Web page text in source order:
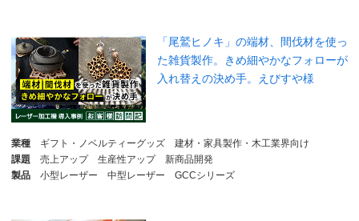
「尾鷲ヒノキ」の端材、間伐材を使っ
た雑貨製作。きめ細やかなフォローが
入れ替えの決め手。えびすや様
業種 ギフト・ノベルティーグッズ
建材・家具製作・木工業界向け
課題
売上アップ 生産性アップ
新商品開発
製品
小型レーザー 中型レーザー GCCシリーズ